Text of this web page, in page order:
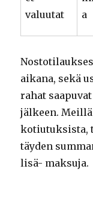
valuutat
a
aikana, sekä
rahat
jälkeen.
kotiutuksista,
täyden
lisä- maksuja.